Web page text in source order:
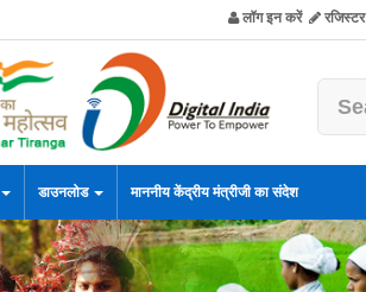
लॉग इन करें रजिस्टर
डाउनलोड माननीय केंद्रीय मंत्रीजी का संदेश